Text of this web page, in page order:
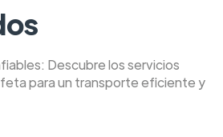
Descubre los servicios
para un transporte eficiente y